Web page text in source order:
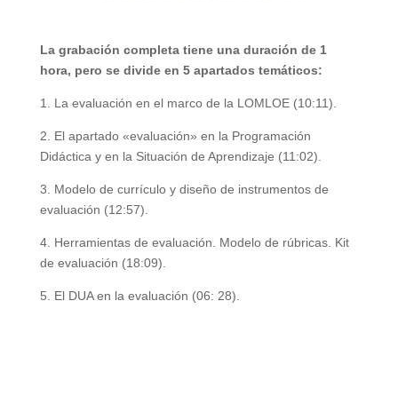
La grabación completa tiene una duración de 1
hora, pero se divide en 5 apartados temáticos:
1. La evaluación en el marco de la LOMLOE (10:11).
2. El apartado «evaluación» en la Programación
Didáctica y en la Situación de Aprendizaje (11:02).
3. Modelo de currículo y diseño de instrumentos de
evaluación (12:57).
4. Herramientas de evaluación. Modelo de rúbricas. Kit
de evaluación (18:09).
5. El DUA en la evaluación (06: 28).